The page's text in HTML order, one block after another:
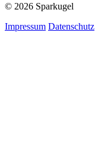
© 2026 Sparkugel
Impressum Datenschutz